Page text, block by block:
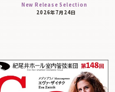
New Release Selection
2026年7月24日